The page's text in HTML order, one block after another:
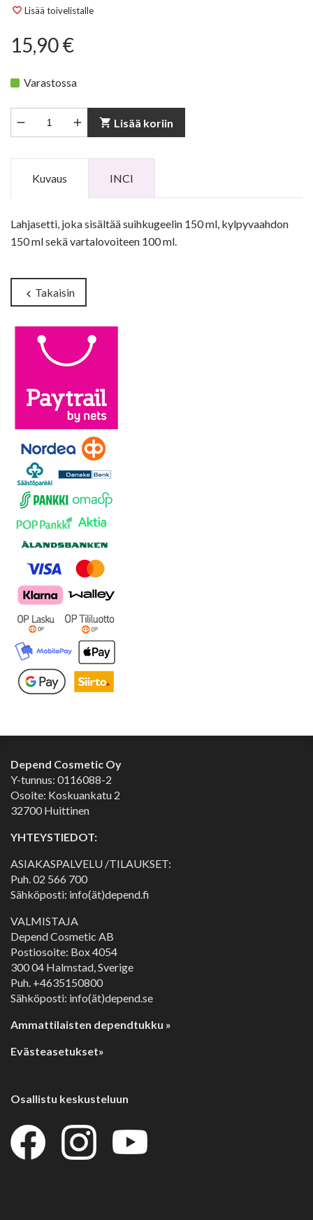
favorite_border Lisää toivelistalle
15,90 €
Varastossa
  shopping_cart Lisää koriin
Kuvaus INCI
Lahjasetti, joka sisältää suihkugeelin 150 ml, kylpyvaahdon
150 ml sekä vartalovoiteen 100 ml.
chevron_left Takaisin
Depend Cosmetic Oy
Y-tunnus: 0116088-2
Osoite: Koskuankatu 2
32700 Huittinen
YHTEYSTIEDOT:
ASIAKASPALVELU /TILAUKSET:
Puh.02 566 700
Sähköposti: info(ät)depend.fi
VALMISTAJA
Depend Cosmetic AB
Postiosoite: Box 4054
300 04 Halmstad, Sverige
Puh. +4635150800
Sähköposti: info(ät)depend.se
Ammattilaisten dependtukku »
Evästeasetukset»
Osallistu keskusteluun